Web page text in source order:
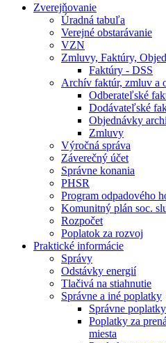
Zverejňovanie
Úradná tabuľa
Verejné obstarávanie
VZN
Zmluvy, Faktúry,
Faktúry - DSS
Archív faktúr, zmluv a
Odberateľské
Dodávateľské
Objednávky
Zmluvy
Výročná správa
Záverečný účet
Správne konania
PHSR
Program odpadového
Komunitný plán soc.
Rozpočet
Poplatok za rozvoj
Praktické informácie
Správy
Odstávky energií
Tlačivá na stiahnutie
Správne a iné poplatky
Správne poplatky
Poplatky za
miesta